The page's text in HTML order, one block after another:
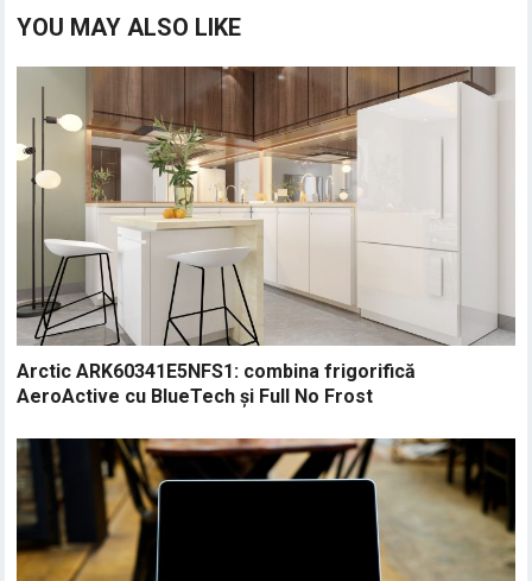
YOU MAY ALSO LIKE
Arctic ARK60341E5NFS1: combina frigorifică
AeroActive cu BlueTech și Full No Frost